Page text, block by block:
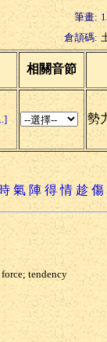
筆畫:
倉頡碼:
相關音節
勢
氣 陣 得 情 趁 傷
force; tendency